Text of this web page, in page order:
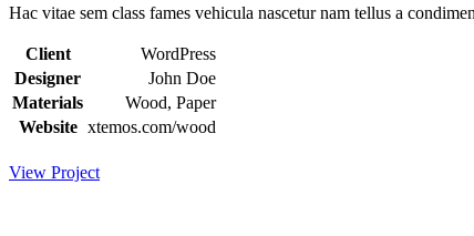
Hac vitae sem class fames vehicula nascetur nam tellus a
Client
WordPress
Designer
John Doe
Materials
Wood, Paper
Website xtemos.com/wood
View Project